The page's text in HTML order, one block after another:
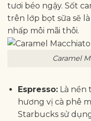
tươi béo ngậy. Sốt
trên lớp bọt sữa sẽ
nhấp môi mãi thôi.
Caramel
Espresso:Là nền
hương vị cà phê
Starbucks sử